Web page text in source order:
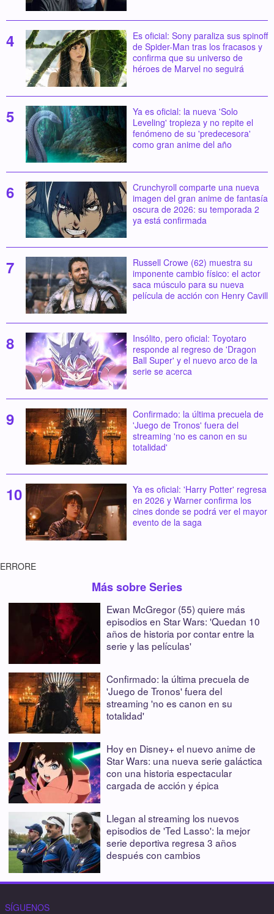
Es oficial: Sony paraliza sus spinoff
de Spider-Man tras los fracasos y
confirma que su universo de
héroes de Marvel no seguirá
Ya es oficial: la nueva 'Solo
Leveling' tropieza y no repite el
fenómeno de su 'predecesora'
como gran anime del año
Crunchyroll comparte una nueva
imagen del gran anime de fantasía
oscura de 2026: su temporada 2
ya está confirmada
Russell Crowe (62) muestra su
imponente cambio físico: el actor
saca músculo para su nueva
película de acción con Henry Cavill
Insólito, pero oficial: Toyotaro
responde al regreso de 'Dragon
Ball Super' y el nuevo arco de la
serie se acerca
Confirmado: la última precuela de
'Juego de Tronos' fuera del
streaming 'no es canon en su
totalidad'
Ya es oficial: 'Harry Potter' regresa
en 2026 y Warner confirma los
cines donde se podrá ver el mayor
evento de la saga
ERRORE
Más sobre Series
Ewan McGregor (55) quiere más
episodios en Star Wars: 'Quedan 10
años de historia por contar entre la
serie y las películas'
Confirmado: la última precuela de
'Juego de Tronos' fuera del
streaming 'no es canon en su
totalidad'
Hoy en Disney+ el nuevo anime de
Star Wars: una nueva serie galáctica
con una historia espectacular
cargada de acción y épica
Llegan al streaming los nuevos
episodios de 'Ted Lasso': la mejor
serie deportiva regresa 3 años
después con cambios
SÍGUENOS